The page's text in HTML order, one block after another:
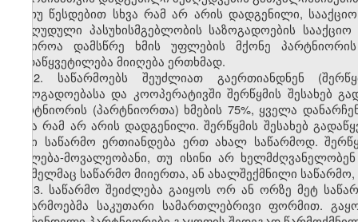
თუ წესდებით სხვა რამ არ არის დადგენილი,
შეზღუდული პასუხისმგებლობის საზოგადოების
საჭიროა დამსწრე ხმის უფლების მქონე
გადაწყვეტილება მიიღება ერთხმად.
12. საწარმოებს შეუძლიათ გაერთიანდნენ
საზოგადოებასა და კოოპერატივში შერწყმის შესახებ
პარტნიორის (პარტნიორთა) ხმების 75%, ყველა
სხვა რამ არ არის დადგენილი. შერწყმის შესახებ
ორი საწარმო ერთიანდება ერთ ახალ საწარმოდ.
უფლება-მოვალეობანი, თუ ისინი არ
რომელმაც საწარმო მიიერთა, ან ახალშექმნილი
13. საწარმო შეიძლება გაიყოს ორ ან ორზე მეტ
საწარმოებმა საკუთარი სამართლებრივი ფორმით.